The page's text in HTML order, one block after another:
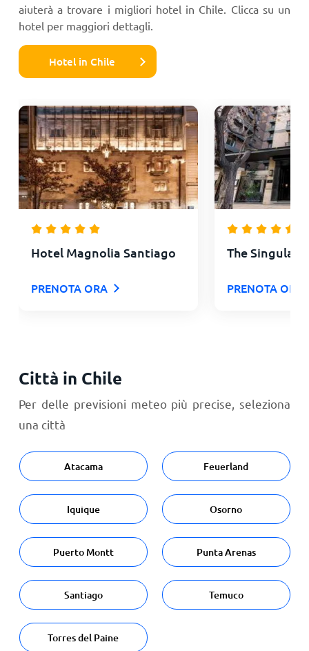
aiuterà a trovare i migliori hotel in Chile. Clicca su un
hotel per maggiori dettagli.
Hotel in Chile
Hotel Magnolia Santiago
PRENOTA ORA
The Singular
PRENOTA ORA
Città in Chile
Per delle previsioni meteo più precise, seleziona
una città
Atacama Feuerland
Iquique Osorno
Puerto Montt Punta Arenas
Santiago Temuco
Torres del Paine